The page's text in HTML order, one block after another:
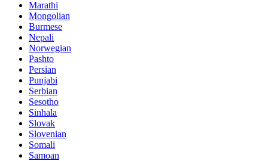
Marathi
Mongolian
Burmese
Nepali
Norwegian
Pashto
Persian
Punjabi
Serbian
Sesotho
Sinhala
Slovak
Slovenian
Somali
Samoan